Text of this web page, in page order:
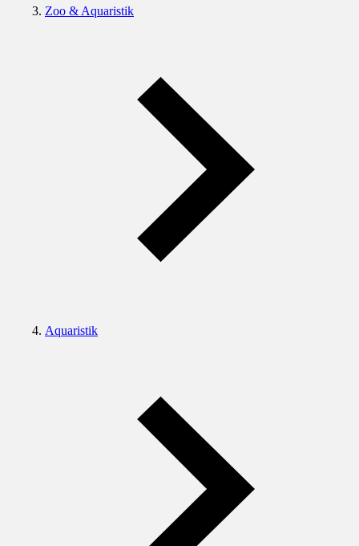
Zoo & Aquaristik
Aquaristik